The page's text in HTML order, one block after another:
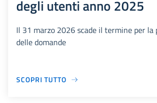
degli utenti anno 2025
Il 31 marzo 2026 scade il termine per la
delle domande
SCOPRI TUTTO